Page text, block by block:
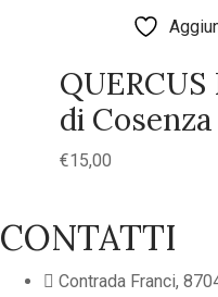
di Cosenza
€15,00
CONTATTI
Contrada Franci,